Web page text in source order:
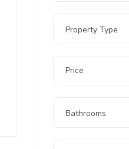
Property Type
Price
Bathrooms